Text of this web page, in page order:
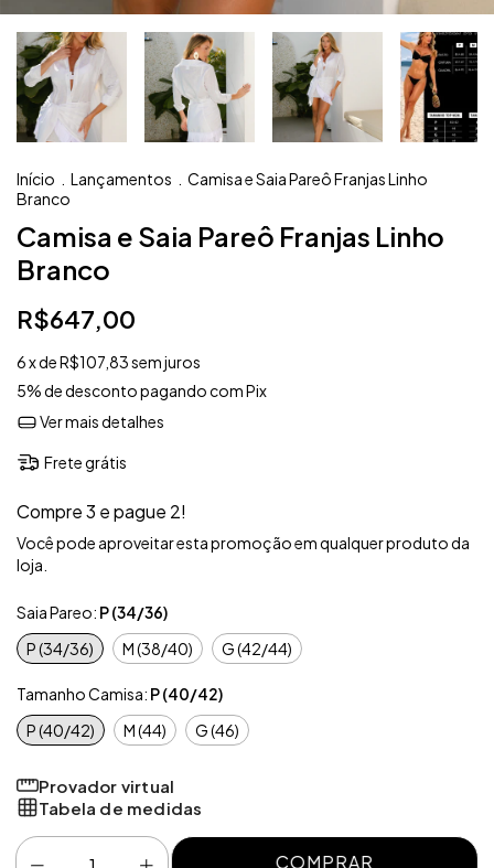
Início Lançamentos
Camisa e Saia Pareô Franjas Linho
Branco
Camisa e Saia Pareô Franjas Linho
Branco
R$647,00
6x deR$107,83sem juros
5% de descontopagando com Pix
Ver mais detalhes
Frete grátis
Compre 3 e pague 2!
Você pode aproveitar esta promoção em qualquer produto da
loja.
Saia Pareo: P (34/36)
P (34/36)
M (38/40) G (42/44)
Tamanho Camisa: P (40/42)
P (40/42)
M (44) G (46)
Provador virtual
Tabela de medidas